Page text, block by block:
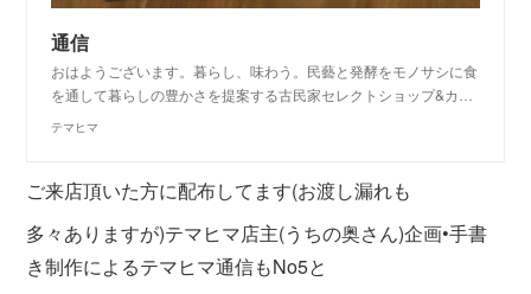
通信
おはようございます。暮らし、味わう。民藝と発酵をモノサシに食
を通して暮らしの豊かさを提案する古民家セレクトショップ&カ…
テマヒマ
ご来店頂いた方に配布してます(お渡し漏れも
多々ありますが)テマヒマ店主(うちの奥さん)企画•手書
き制作によるテマヒマ通信もNo5と